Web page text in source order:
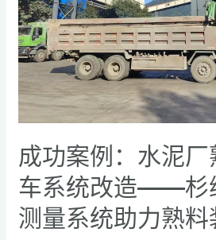
成功案例：水泥
车系统改造——杉
测量系统助力熟
厂
熟
料
动
装
系
统
改
造
——